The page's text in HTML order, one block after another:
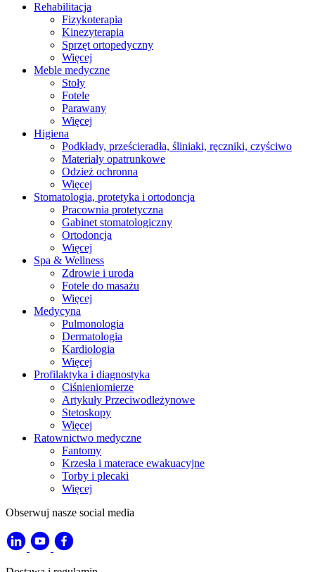
Rehabilitacja
Fizykoterapia
Kinezyterapia
Sprzęt ortopedyczny
Więcej
Meble medyczne
Stoły
Fotele
Parawany
Więcej
Higiena
Podkłady, prześcieradła, śliniaki, ręczniki, czyściwo
Materiały opatrunkowe
Odzież ochronna
Więcej
Stomatologia, protetyka i ortodoncja
Pracownia protetyczna
Gabinet stomatologiczny
Ortodoncja
Więcej
Spa & Wellness
Zdrowie i uroda
Fotele do masażu
Więcej
Medycyna
Pulmonologia
Dermatologia
Kardiologia
Więcej
Profilaktyka i diagnostyka
Ciśnieniomierze
Artykuły Przeciwodleżynowe
Stetoskopy
Więcej
Ratownictwo medyczne
Fantomy
Krzesła i materace ewakuacyjne
Torby i plecaki
Więcej
Obserwuj nasze social media